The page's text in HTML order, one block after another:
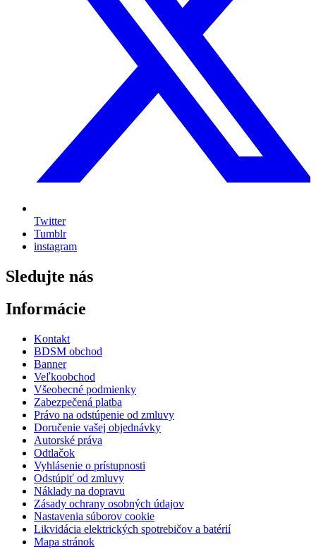
Twitter
Tumblr
instagram
Sledujte nás
Informácie
Kontakt
BDSM obchod
Banner
Veľkoobchod
Všeobecné podmienky
Zabezpečená platba
Právo na odstúpenie od zmluvy
Doručenie vašej objednávky
Autorské práva
Odtlačok
Vyhlásenie o prístupnosti
Odstúpiť od zmluvy
Náklady na dopravu
Zásady ochrany osobných údajov
Nastavenia súborov cookie
Likvidácia elektrických spotrebičov a batérií
Mapa stránok